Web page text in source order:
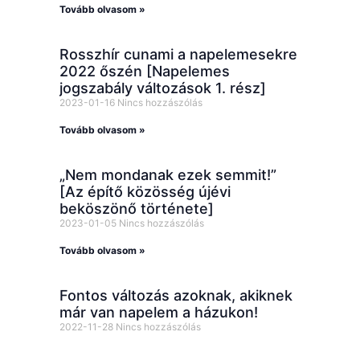
Tovább olvasom »
Rosszhír cunami a napelemesekre
2022 őszén [Napelemes
jogszabály változások 1. rész]
2023-01-16 Nincs hozzászólás
Tovább olvasom »
„Nem mondanak ezek semmit!”
[Az építő közösség újévi
beköszönő története]
2023-01-05 Nincs hozzászólás
Tovább olvasom »
Fontos változás azoknak, akiknek
már van napelem a házukon!
2022-11-28 Nincs hozzászólás